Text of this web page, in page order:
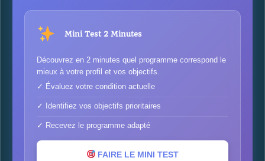
Mini Test 2 Minutes
Découvrez en 2 minutes quel programme correspond le
mieux à votre profil et vos objectifs.
✓ Évaluez votre condition actuelle
✓ Identifiez vos objectifs prioritaires
✓ Recevez le programme adapté
FAIRE LE MINI TEST